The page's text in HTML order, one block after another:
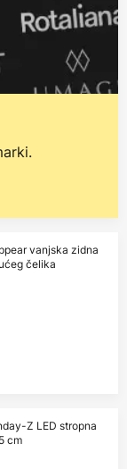
vanjska zidna
čelika
Z LED stropna
cm